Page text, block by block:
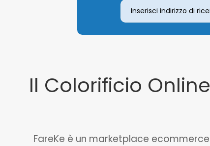
Il Colorificio
FareKe è un marketplace